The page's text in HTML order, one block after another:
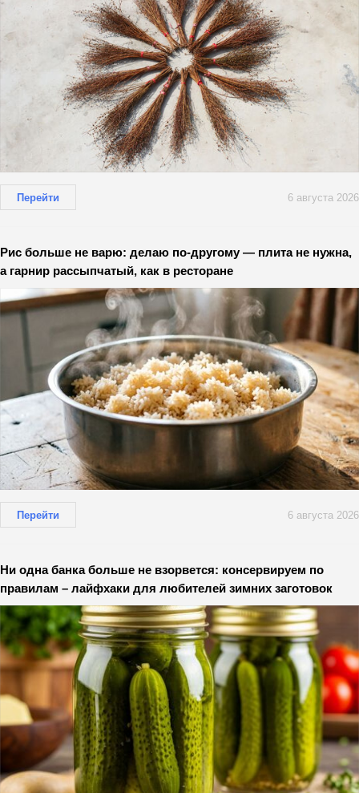
Перейти 6 августа 2026
Рис больше не варю: делаю по-другому — плита не нужна,
а гарнир рассыпчатый, как в ресторане
Перейти 6 августа 2026
Ни одна банка больше не взорвется: консервируем по
правилам – лайфхаки для любителей зимних заготовок